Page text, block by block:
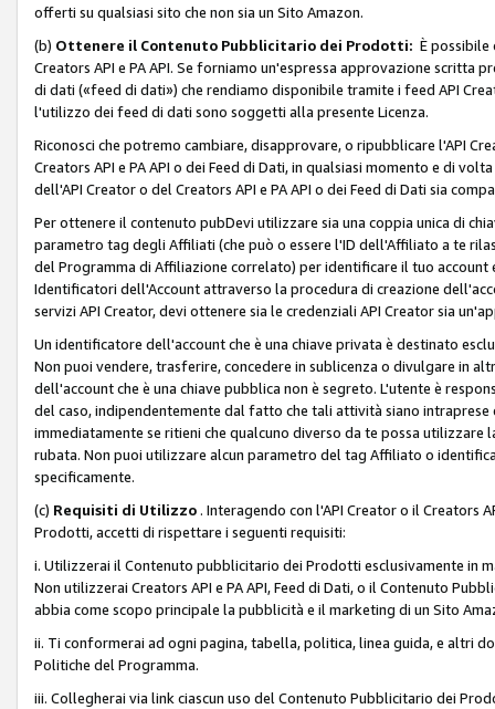
offerti su qualsiasi sito che non sia un Sito Amazon.
(b) Ottenere il Contenuto Pubblicitario dei Prodotti: È
Creators API e PA API. Se forniamo un'espressa approvazione
di dati («feed di dati») che rendiamo disponibile tramite i feed API
l'utilizzo dei feed di dati sono soggetti alla presente Licenza.
Riconosci che potremo cambiare, disapprovare, o ripubblicare l'API
Creators API e PA API o dei Feed di Dati, in qualsiasi momento e di
dell'API Creator o del Creators API e PA API o dei Feed di Dati sia
Per ottenere il contenuto pubDevi utilizzare sia una coppia unica di
parametro tag degli Affiliati (che può o essere l'ID dell'Affiliato a te
del Programma di Affiliazione correlato) per identificare il tuo account
Identificatori dell'Account attraverso la procedura di creazione
servizi API Creator, devi ottenere sia le credenziali API Creator sia
Un identificatore dell'account che è una chiave privata è destinato
Non puoi vendere, trasferire, concedere in sublicenza o divulgare in
dell'account che è una chiave pubblica non è segreto. L'utente è
del caso, indipendentemente dal fatto che tali attività siano
immediatamente se ritieni che qualcuno diverso da te possa
rubata. Non puoi utilizzare alcun parametro del tag Affiliato o
specificamente.
(c) Requisiti di Utilizzo . Interagendo con l'API Creator o il Creators
Prodotti, accetti di rispettare i seguenti requisiti:
i. Utilizzerai il Contenuto pubblicitario dei Prodotti esclusivamente in
Non utilizzerai Creators API e PA API, Feed di Dati, o il Contenuto
abbia come scopo principale la pubblicità e il marketing di un Sito
ii. Ti conformerai ad ogni pagina, tabella, politica, linea guida, e altri
Politiche del Programma.
iii. Collegherai via link ciascun uso del Contenuto Pubblicitario dei